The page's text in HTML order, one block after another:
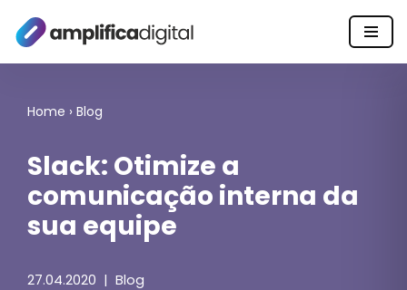
Pular
Home › Blog
Slack: Otimize a
comunicação interna da
sua equipe
27.04.2020 Blog